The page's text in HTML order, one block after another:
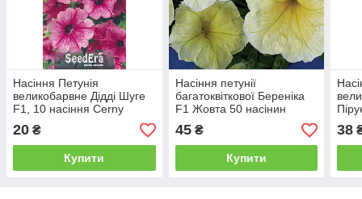
Насіння Петунія
великобарвне Дідді Шуге
F1, 10 насіння Сerny
SeedEra
20 ₴
Купити
Насіння петунії
багатоквіткової Береніка
F1 Жовта 50 насінин
Cerny Seed
45₴
Купити
38